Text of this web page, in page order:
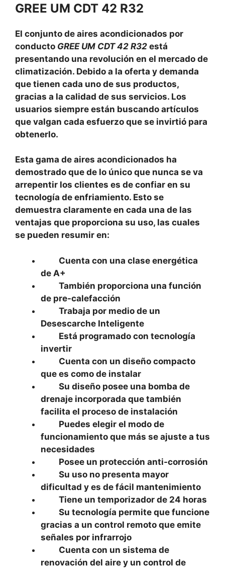
GREE UM CDT 42 R32
El conjunto de aires acondicionados por
conducto GREE UM CDT 42 R32 está
presentando una revolución en el mercado de
climatización. Debido a la oferta y demanda
que tienen cada uno de sus productos,
gracias a la calidad de sus servicios. Los
usuarios siempre están buscando artículos
que valgan cada esfuerzo que se invirtió para
obtenerlo.
Esta gama de aires acondicionados ha
demostrado que de lo único que nunca se va
arrepentir los clientes es de confiar en su
tecnología de enfriamiento. Esto se
demuestra claramente en cada una de las
ventajas que proporciona su uso, las cuales
se pueden resumir en:
Cuenta con una clase energética
de A+
También proporciona una función
de pre-calefacción
Trabaja por medio de un
Desescarche Inteligente
Está programado con tecnología
invertir
Cuenta con un diseño compacto
que es como de instalar
Su diseño posee una bomba de
drenaje incorporada que también
facilita el proceso de instalación
Puedes elegir el modo de
funcionamiento que más se ajuste a tus
necesidades
Posee un protección anti-corrosión
Su uso no presenta mayor
dificultad y es de fácil mantenimiento
Tiene un temporizador de 24 horas
Su tecnología permite que funcione
gracias a un control remoto que emite
señales por infrarrojo
Cuenta con un sistema de
renovación del aire y un control de